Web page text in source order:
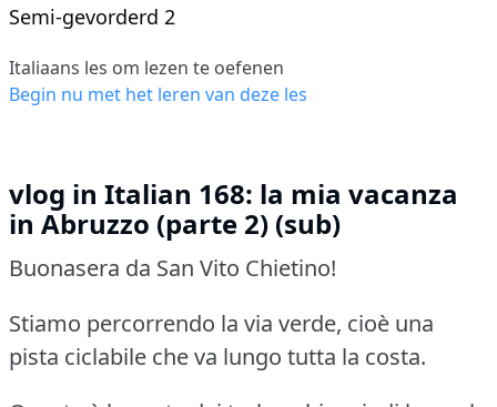
Semi-gevorderd 2
Italiaans les om lezen te oefenen
Begin nu met het leren van deze les
vlog in Italian 168: la mia vacanza
in Abruzzo (parte 2) (sub)
Buonasera da San Vito Chietino!
Stiamo percorrendo la via verde, cioè una
pista ciclabile che va lungo tutta la costa.